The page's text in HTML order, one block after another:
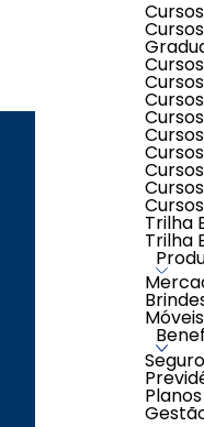
Trilha
Trilha
Móveis
Segunda à Sexta-
feira das 08h00 às
Sábados das 08h00
(exceto feriados)